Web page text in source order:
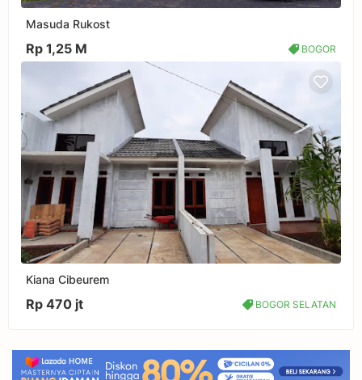
Masuda Rukost
Rp 1,25 M BOGOR
Kiana Cibeurem
Rp 470 jt BOGOR SELATAN